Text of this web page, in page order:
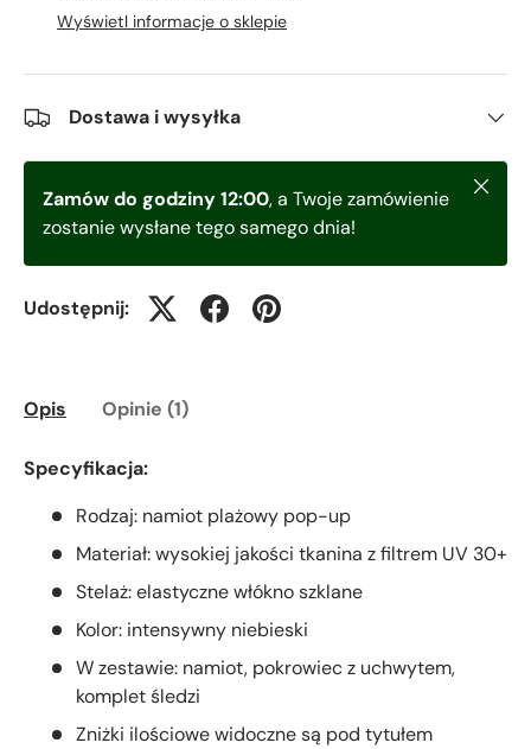
Wyświetl informacje o sklepie
Dostawa i wysyłka
Zamów do godziny 12:00, a Twoje zamówienie
zostanie wysłane tego samego dnia!
Udostępnij:
Opis Opinie (1)
Specyfikacja:
Rodzaj: namiot plażowy pop-up
Materiał: wysokiej jakości tkanina z filtrem UV 30+
Stelaż: elastyczne włókno szklane
Kolor: intensywny niebieski
W zestawie: namiot, pokrowiec z uchwytem,
komplet śledzi
Zniżki ilościowe widoczne są pod tytułem